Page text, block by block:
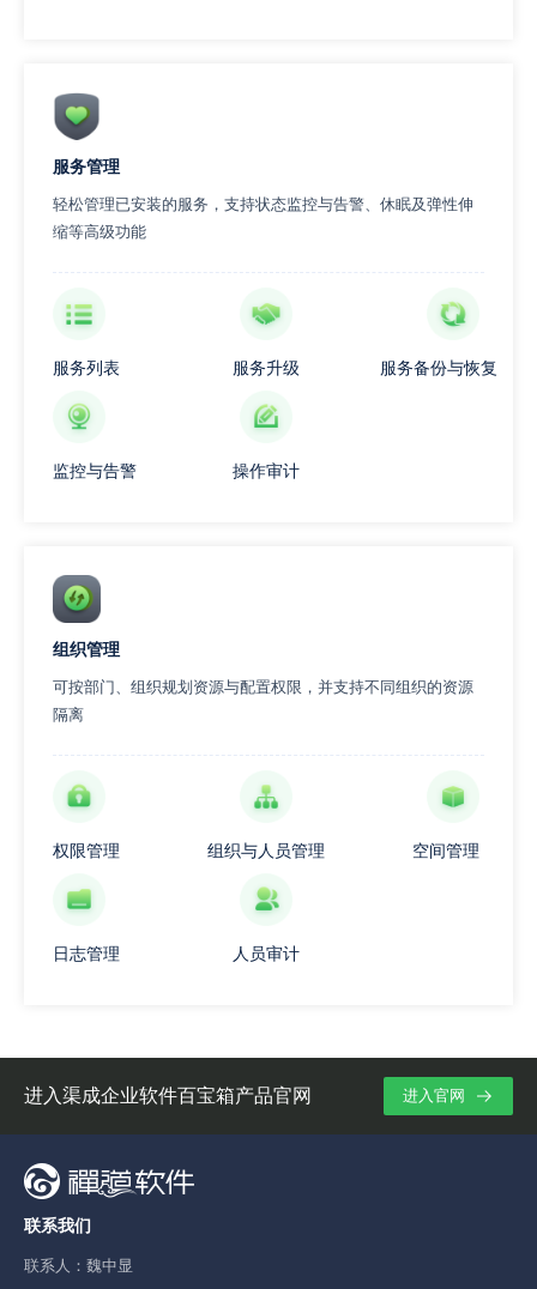
服务管理
轻松管理已安装的服务，支持状态监控与告警、休眠及弹性伸
缩等高级功能
服务列表 服务升级 服务备份与恢复
监控与告警 操作审计
组织管理
可按部门、组织规划资源与配置权限，并支持不同组织的资源
隔离
权限管理 组织与人员管理 空间管理
日志管理 人员审计
进入渠成企业软件百宝箱产品官网 进入官网
联系我们
联系人：魏中显